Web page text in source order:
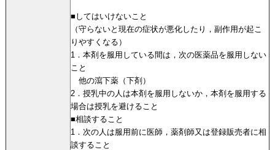
■してはいけないこと
（守らないと現在の症状が悪化したり，副作用が起こ
りやすくなる）
1．本剤を服用している間は，次の医薬品を服用しない
こと
他の瀉下薬（下剤）
2．授乳中の人は本剤を服用しないか，本剤を服用する
場合は授乳を避けること
■相談すること
1．次の人は服用前に医師，薬剤師又は登録販売者に相
談すること